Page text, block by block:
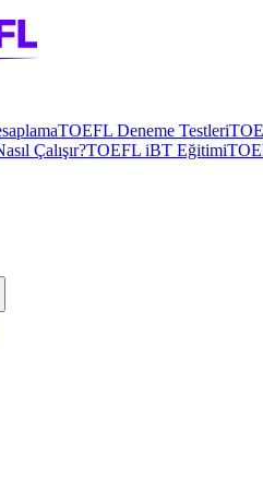
TOEFL Deneme Testleri
Çalışır?TOEFL iBT Eğitimi